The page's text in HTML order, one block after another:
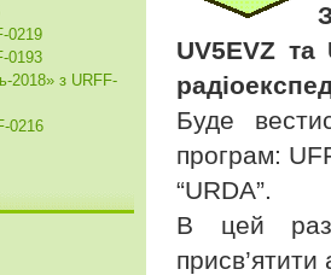
0219
0193
2018» з URFF-
0216
UV5EVZ та
Буде
програм:
“URDA”.
В цей раз